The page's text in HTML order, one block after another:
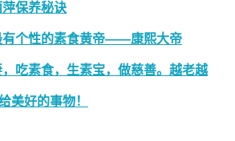
保养秘诀
有个性的素食黄帝——康熙大帝
吃素食，生素宝，做慈善。越老越
美好的事物！